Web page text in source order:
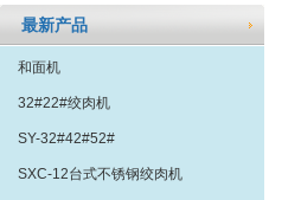
最新产品
和面机
32#22#绞肉机
SY-32#42#52#
SXC-12台式不锈钢绞肉机